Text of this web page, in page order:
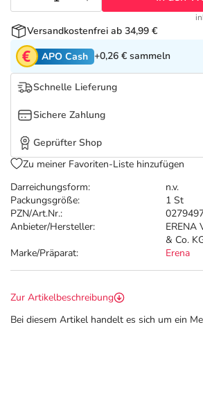
Tierapotheke
Vitamine & Mineralstoffe
Marken
Salus Deals
Darreichungsform:
n.v.
Packungsgröße:
1 St
PZN/Art.Nr.:
Anbieter/Hersteller:
ERENA
& Co.
Marke/Präparat:
Erena
Versandkostenfrei ab 34,99 €
APO Cash +0,26 € sammeln
Schnelle Lieferung
Sichere Zahlung
Geprüfter Shop
Zu meiner Favoriten-Liste hinzufügen
Zur Artikelbeschreibung
Bei diesem Artikel handelt es sich um ein